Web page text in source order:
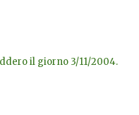
il giorno 3/11/2004.